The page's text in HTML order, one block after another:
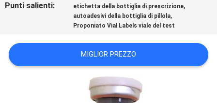
DEL
PRIVACY
Punti salienti: etichetta della bottiglia di prescrizione,
autoadesivi della bottiglia di pillola,
Proponiato Vial Labels viale del test
MIGLIOR PREZZO